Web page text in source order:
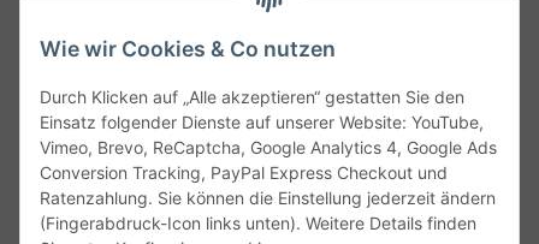
Wie wir Cookies & Co nutzen
Durch Klicken auf „Alle akzeptieren“ gestatten Sie den
Einsatz folgender Dienste auf unserer Website: YouTube,
Vimeo, Brevo, ReCaptcha, Google Analytics 4, Google Ads
Conversion Tracking, PayPal Express Checkout und
Ratenzahlung. Sie können die Einstellung jederzeit ändern
(Fingerabdruck-Icon links unten). Weitere Details finden
Service
Gesetzliche Informationen